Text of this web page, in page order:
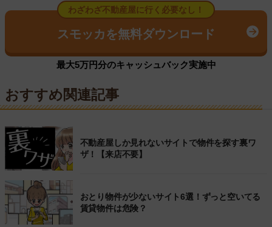
わざわざ不動産屋に行く必要なし！
スモッカを無料ダウンロード
最大5万円分のキャッシュバック実施中
おすすめ関連記事
不動産屋しか見れないサイトで物件を探す裏ワ
ザ！【来店不要】
おとり物件が少ないサイト6選！ずっと空いてる
賃貸物件は危険？